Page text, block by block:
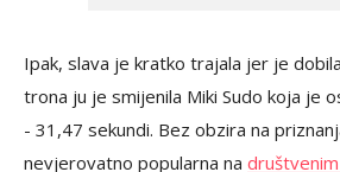
Ipak, slava je kratko trajala jer je
trona ju je smijenila Miki Sudo koja je
- 31,47 sekundi. Bez obzira na
nevjerovatno popularna na